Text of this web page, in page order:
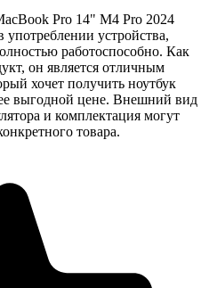
Pro 14" M4 Pro 2024
устройства,
работоспособно. Как
он является отличным
хочет получить ноутбук
выгодной цене. Внешний вид
и комплектация могут
товара.